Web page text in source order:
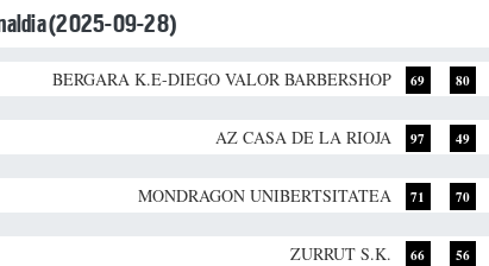
(2025-09-28)
BERGARA K.E-DIEGO VALOR BARBERSHOP 69 80
AZ CASA DE LA RIOJA 97 49
MONDRAGON UNIBERTSITATEA 71 70
ZURRUT S.K. 66 56